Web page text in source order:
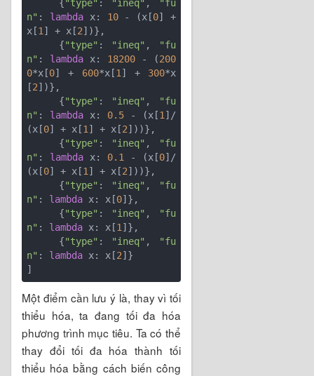
    {
"type" : "ineq" ,
"fu
n" : lambda x: 10 - (x[0] +
x[1] + x[2])},
    {
"type" : "ineq" ,
"fu
n" : lambda x: 18200 - (200
0*x[0] + 600*x[1] + 300*x
[2])},
    {
"type" : "ineq" ,
"fu
n" : lambda x: 0.5 - (x[1]/
(x[0] + x[1] + x[2]))},
    {
"type" : "ineq" ,
"fu
n" : lambda x: 0.1 - (x[0]/
(x[0] + x[1] + x[2]))},
    {
"type" : "ineq" ,
"fu
n" : lambda x: x[0]},
    {
"type" : "ineq" ,
"fu
n" : lambda x: x[1]},
    {
"type" : "ineq" ,
"fu
n" : lambda x: x[2]}
Một điểm cần lưu ý là, thay vì tối
thiểu hóa, ta đang tối đa hóa
phương trình mục tiêu. Ta có thể
thay đổi tối đa hóa thành tối
thiểu hóa bằng cách biến công